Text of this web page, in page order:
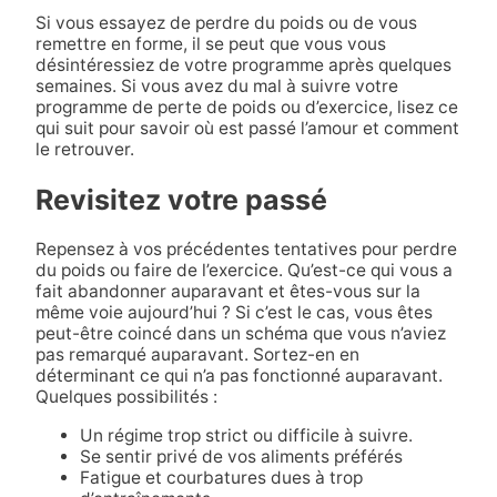
Si vous essayez de perdre du poids ou de vous
remettre en forme, il se peut que vous vous
désintéressiez de votre programme après quelques
semaines. Si vous avez du mal à suivre votre
programme de perte de poids ou d’exercice, lisez ce
qui suit pour savoir où est passé l’amour et comment
le retrouver.
Revisitez votre passé
Repensez à vos précédentes tentatives pour perdre
du poids ou faire de l’exercice. Qu’est-ce qui vous a
fait abandonner auparavant et êtes-vous sur la
même voie aujourd’hui ? Si c’est le cas, vous êtes
peut-être coincé dans un schéma que vous n’aviez
pas remarqué auparavant. Sortez-en en
déterminant ce qui n’a pas fonctionné auparavant.
Quelques possibilités :
Un régime trop strict ou difficile à suivre.
Se sentir privé de vos aliments préférés
Fatigue et courbatures dues à trop